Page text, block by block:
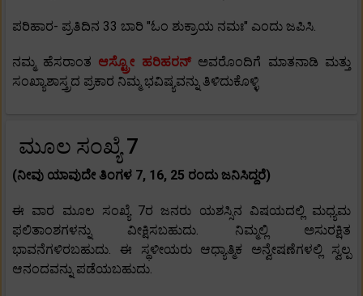
ಪರಿಹಾರ- ಪ್ರತಿದಿನ 33 ಬಾರಿ "ಓಂ ಶುಕ್ರಾಯ ನಮಃ" ಎಂದು ಜಪಿಸಿ.
ನಮ್ಮ ಹೆಸರಾಂತ ಆಸ್ಟ್ರೋ ಹರಿಹರನ್ಅವರೊಂದಿಗೆ ಮಾತನಾಡಿ ಮತ್ತು
ಸಂಖ್ಯಾಶಾಸ್ತ್ರದ ಪ್ರಕಾರ ನಿಮ್ಮ ಭವಿಷ್ಯವನ್ನು ತಿಳಿದುಕೊಳ್ಳಿ
ಮೂಲ ಸಂಖ್ಯೆ 7
(ನೀವು ಯಾವುದೇ ತಿಂಗಳ 7, 16, 25 ರಂದು ಜನಿಸಿದ್ದರೆ)
ಈ ವಾರ ಮೂಲ ಸಂಖ್ಯೆ 7ರ ಜನರು ಯಶಸ್ಸಿನ ವಿಷಯದಲ್ಲಿ ಮಧ್ಯಮ
ಫಲಿತಾಂಶಗಳನ್ನು ವೀಕ್ಷಿಸಬಹುದು. ನಿಮ್ಮಲ್ಲಿ ಅಸುರಕ್ಷಿತ
ಭಾವನೆಗಳಿರಬಹುದು. ಈ ಸ್ಥಳೀಯರು ಆಧ್ಯಾತ್ಮಿಕ ಅನ್ವೇಷಣೆಗಳಲ್ಲಿ ಸ್ವಲ್ಪ
ಆನಂದವನ್ನು ಪಡೆಯಬಹುದು.